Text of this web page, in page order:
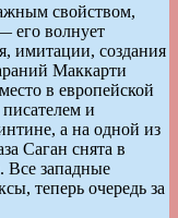
свойством,
его волнует
имитации, создания
Маккарти
в европейской
и
а на одной из
Саган снята в
Все западные
теперь очередь за